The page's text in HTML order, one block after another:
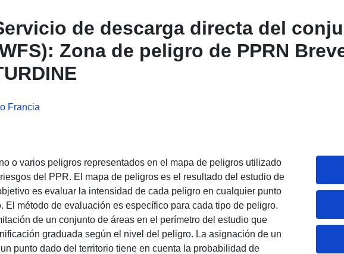
de descarga directa del
Zona de peligro de PPRN
Francia
o varios peligros representados en el mapa de peligros utilizado
del PPR. El mapa de peligros es el resultado del estudio de
es evaluar la intensidad de cada peligro en cualquier punto
El método de evaluación es específico para cada tipo de peligro.
de un conjunto de áreas en el perímetro del estudio que
graduada según el nivel del peligro. La asignación de un
punto dado del territorio tiene en cuenta la probabilidad de